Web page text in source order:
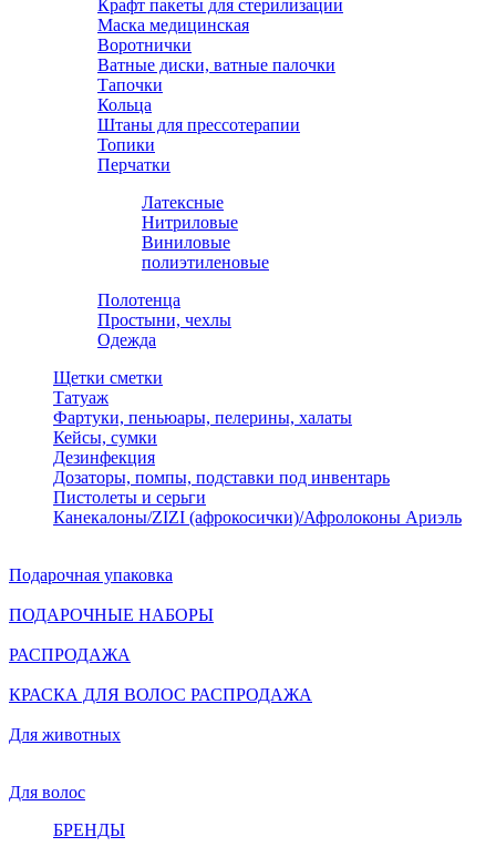
Крафт пакеты для стерилизации
Маска медицинская
Воротнички
Ватные диски, ватные палочки
Тапочки
Кольца
Штаны для прессотерапии
Топики
Перчатки
Латексные
Нитриловые
Виниловые
полиэтиленовые
Полотенца
Простыни, чехлы
Одежда
Щетки сметки
Татуаж
Фартуки, пеньюары, пелерины, халаты
Кейсы, сумки
Дезинфекция
Дозаторы, помпы, подставки под инвентарь
Пистолеты и серьги
Канекалоны/ZIZI (афрокосички)/Афролоконы Ариэль
Подарочная упаковка
ПОДАРОЧНЫЕ НАБОРЫ
РАСПРОДАЖА
КРАСКА ДЛЯ ВОЛОС РАСПРОДАЖА
Для животных
Для волос
БРЕНДЫ